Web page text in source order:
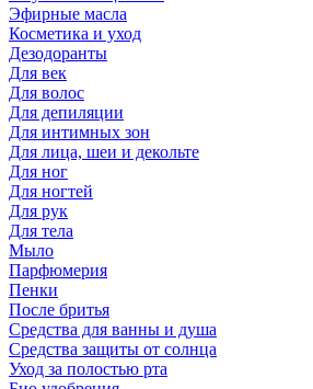
Эфирные масла
Косметика и уход
Дезодоранты
Для век
Для волос
Для депиляции
Для интимных зон
Для лица, шеи и декольте
Для ног
Для ногтей
Для рук
Для тела
Мыло
Парфюмерия
Пенки
После бритья
Средства для ванны и душа
Средства защиты от солнца
Уход за полостью рта